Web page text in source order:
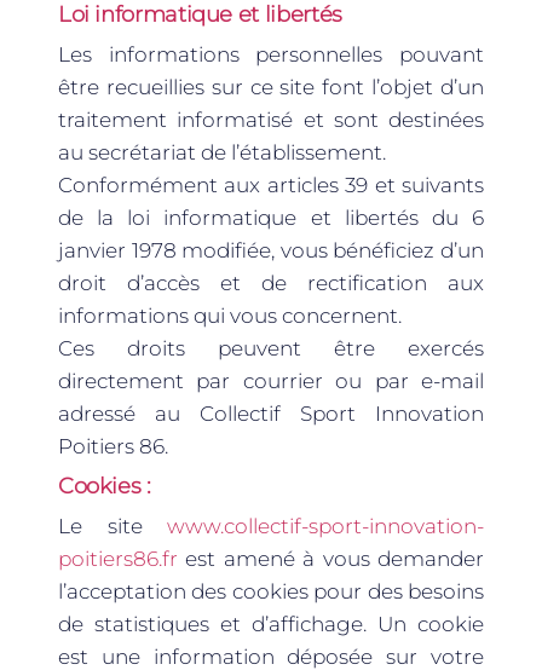
Loi informatique et libertés
Les informations personnelles pouvant
être recueillies sur ce site font l’objet d’un
traitement informatisé et sont destinées
au secrétariat de l’établissement.
Conformément aux articles 39 et suivants
de la loi informatique et libertés du 6
janvier 1978 modifiée, vous bénéficiez d’un
droit d’accès et de rectification aux
informations qui vous concernent.
Ces droits peuvent être exercés
directement par courrier ou par e-mail
adressé au Collectif Sport Innovation
Poitiers 86.
Cookies :
Le sitewww.collectif-sport-innovation-
poitiers86.fr est amené à vous demander
l’acceptation des cookies pour des besoins
de statistiques et d’affichage. Un cookie
est une information déposée sur votre